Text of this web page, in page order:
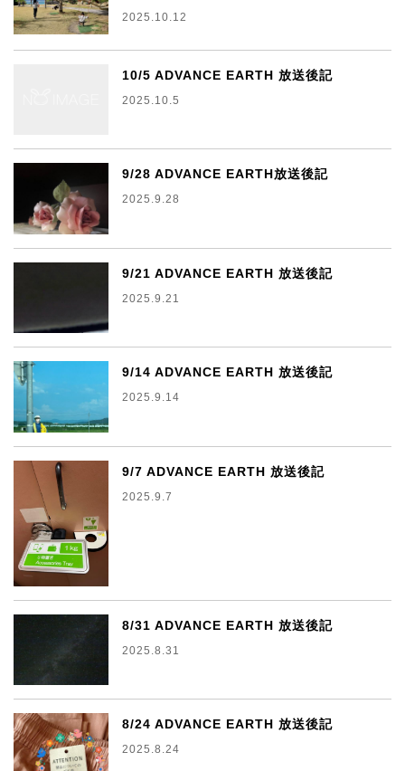
2025.10.12
10/5 ADVANCE EARTH 放送後記
2025.10.5
9/28 ADVANCE EARTH放送後記
2025.9.28
9/21 ADVANCE EARTH 放送後記
2025.9.21
9/14 ADVANCE EARTH 放送後記
2025.9.14
9/7 ADVANCE EARTH 放送後記
2025.9.7
8/31 ADVANCE EARTH 放送後記
2025.8.31
8/24 ADVANCE EARTH 放送後記
2025.8.24